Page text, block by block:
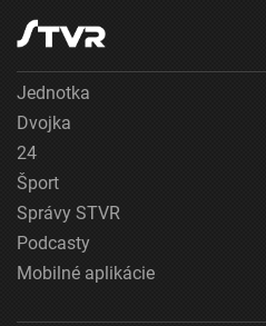
Jednotka
Dvojka
24
Šport
Správy STVR
Podcasty
Mobilné aplikácie